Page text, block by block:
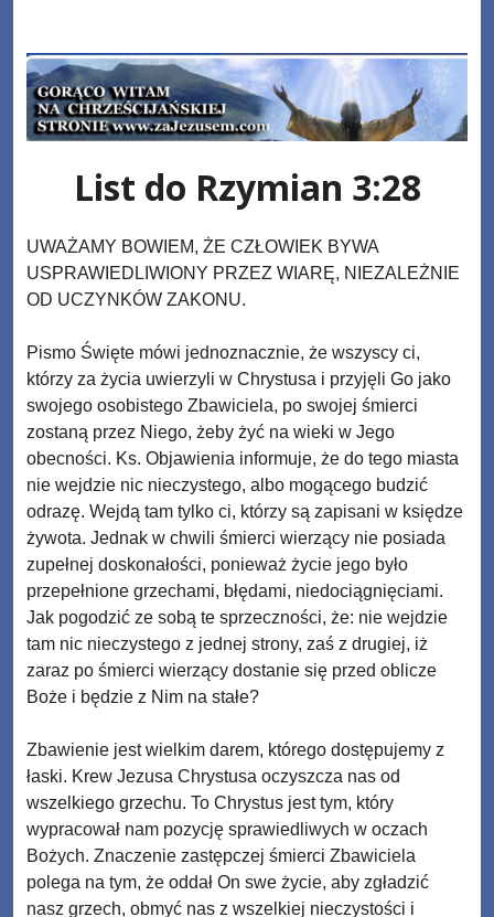
content
www.zaJezusem.com
List do Rzymian 3:28
UWAŻAMY BOWIEM, ŻE CZŁOWIEK BYWA
USPRAWIEDLIWIONY PRZEZ WIARĘ, NIEZALEŻNIE
OD UCZYNKÓW ZAKONU.
Pismo Święte mówi jednoznacznie, że wszyscy ci,
którzy za życia uwierzyli w Chrystusa i przyjęli Go jako
swojego osobistego Zbawiciela, po swojej śmierci
zostaną przez Niego, żeby żyć na wieki w Jego
obecności. Ks. Objawienia informuje, że do tego miasta
nie wejdzie nic nieczystego, albo mogącego budzić
odrazę. Wejdą tam tylko ci, którzy są zapisani w księdze
żywota. Jednak w chwili śmierci wierzący nie posiada
zupełnej doskonałości, ponieważ życie jego było
przepełnione grzechami, błędami, niedociągnięciami.
Jak pogodzić ze sobą te sprzeczności, że: nie wejdzie
tam nic nieczystego z jednej strony, zaś z drugiej, iż
zaraz po śmierci wierzący dostanie się przed oblicze
Boże i będzie z Nim na stałe?
Zbawienie jest wielkim darem, którego dostępujemy z
łaski. Krew Jezusa Chrystusa oczyszcza nas od
wszelkiego grzechu. To Chrystus jest tym, który
wypracował nam pozycję sprawiedliwych w oczach
Bożych. Znaczenie zastępczej śmierci Zbawiciela
polega na tym, że oddał On swe życie, aby zgładzić
nasz grzech, obmyć nas z wszelkiej nieczystości i